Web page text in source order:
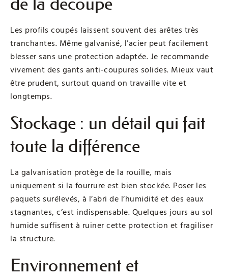
Les profils coupés laissent souvent des arêtes très
tranchantes. Même galvanisé, l’acier peut facilement
blesser sans une protection adaptée. Je recommande
vivement des gants anti-coupures solides. Mieux vaut
être prudent, surtout quand on travaille vite et
longtemps.
Stockage : un détail qui fait
toute la différence
La galvanisation protège de la rouille, mais
uniquement si la fourrure est bien stockée. Poser les
paquets surélevés, à l’abri de l’humidité et des eaux
stagnantes, c’est indispensable. Quelques jours au sol
humide suffisent à ruiner cette protection et fragiliser
la structure.
Environnement et